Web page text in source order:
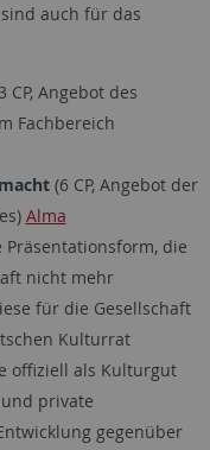
auch für das
CP, Angebot des
Fachbereich
(6 CP, Angebot der
Alma
die
nicht mehr
für die Gesellschaft
Kulturrat
offiziell als Kulturgut
private
gegenüber